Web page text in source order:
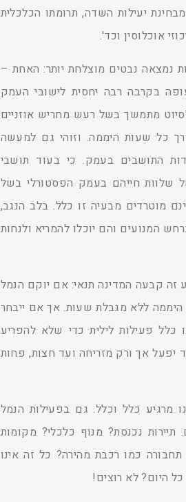
יעילות השדה, תרומתו הכלכלית
אוכלוסין וכד'.
נמצאה נבטים מוצלחת יותר: האחת –
בקרבה רבה יחסית לישובי העמק
מתמשך בשל רעש מחריש אוזניים
כל שעות היממה. וזוהי גם למעשה
התושבים בעמק. כי בעוד תושבי
חייהם בעמק הפסטורלי בשל
מוטרדים מבעיה זו כלל. בלב הנגב,
המנועים והם יוכלו להמריא ולנחות
קבעה המדינה תנאי: אם יוקם הנמל
היממה ללא מגבלת שעות. אך אם ייבחר
פעילות לילית כדי שלא להפריע
יפעל אך ורק מזריחה ועד חצות, פחות
מרגיע כלל וכלל. גם בפעילות הנמל
תיירות נכנסת? מנוף כלכלי? מקומות
כמו רכבת מהירה? כל זה אינו
היום? לא רוצים!